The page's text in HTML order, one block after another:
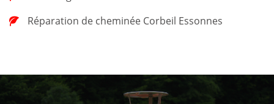
Réparation de cheminée Corbeil Essonnes